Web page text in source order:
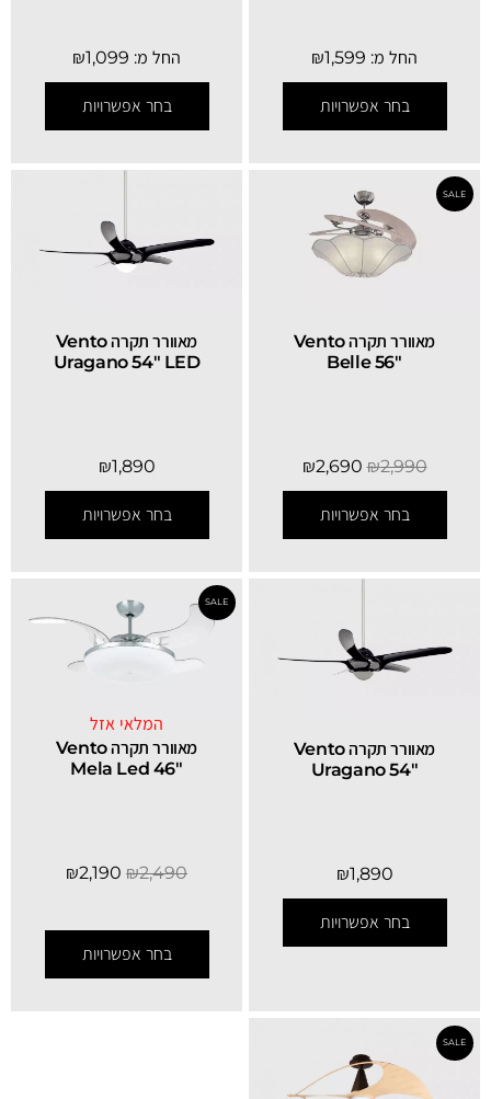
החל מ: ₪1,599
בחר אפשרויות
החל מ: ₪1,099
בחר אפשרויות
מאוורר תקרה Vento
Belle 56″
₪2,990
₪2,690
בחר אפשרויות
מאוורר תקרה Vento
Uragano 54" LED
₪1,890
בחר אפשרויות
מאוורר תקרה Vento
Uragano 54″
₪1,890
בחר אפשרויות
המלאי אזל
מאוורר תקרה Vento
Mela Led 46″
₪2,490
₪2,190
בחר אפשרויות